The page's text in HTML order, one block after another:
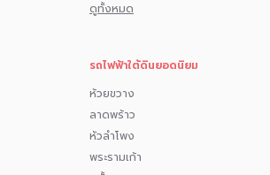
ดูทั้งหมด
รถไฟฟ้าใต้ดินยอดนิยม
ห้วยขวาง
ลาดพร้าว
หัวลำโพง
พระรามเก้า